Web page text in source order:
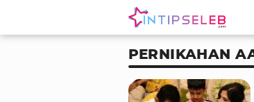
PERNIKAHAN